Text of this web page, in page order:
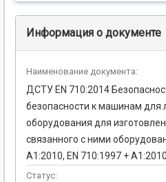
Информация о документе
Наименование документа:
ДСТУ EN 710:2014
безопасности к машинам для
оборудования для
связанного с ними
A1:2010, EN 710:1997 +
Статус: